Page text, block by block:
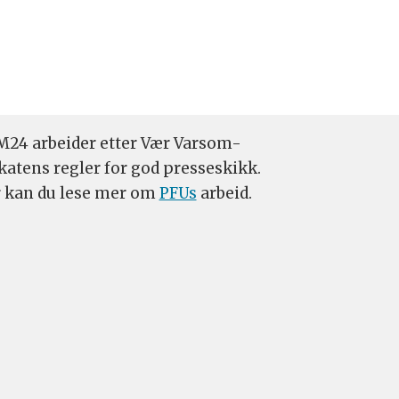
arbeider etter Vær Varsom-
regler for god presseskikk.
kan du lese mer omPFUs arbeid.